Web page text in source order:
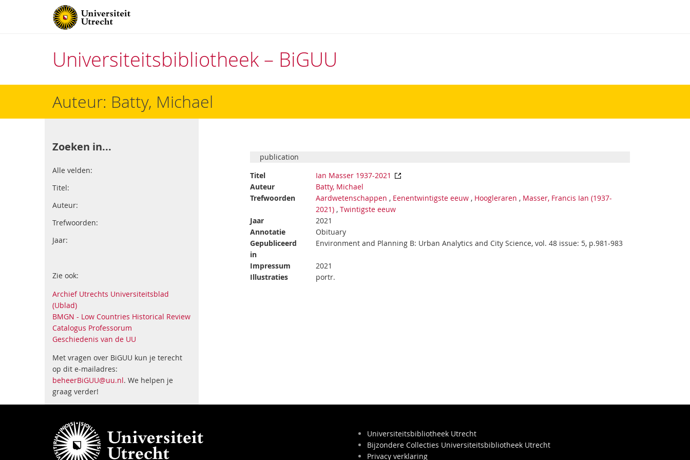
Universiteitsbibliotheek – BiGUU
Auteur: Batty, Michael
Zoeken in...
Alle velden:
Titel:
Auteur:
Trefwoorden:
Jaar:
Zie ook:
Archief Utrechts Universiteitsblad
(Ublad)
BMGN - Low Countries Historical Review
Catalogus Professorum
Geschiedenis van de UU
Met vragen over BiGUU kun je terecht
op dit e-mailadres:
beheerBiGUU@uu.nl. We helpen je
graag verder!
publication
Titel
Ian Masser 1937-2021
Auteur
Batty, Michael
Trefwoorden
Aardwetenschappen , Eenentwintigste eeuw , Hoogleraren , Masser, Francis Ian (1937-
2021) ,Twintigste eeuw
Jaar
2021
Annotatie
Obituary
Gepubliceerd
in
Environment and Planning B: Urban Analytics and City Science, vol. 48 issue: 5, p.981-983
Impressum
2021
Illustraties
portr.
Universiteitsbibliotheek Utrecht
Bijzondere Collecties Universiteitsbibliotheek Utrecht
Privacy verklaring